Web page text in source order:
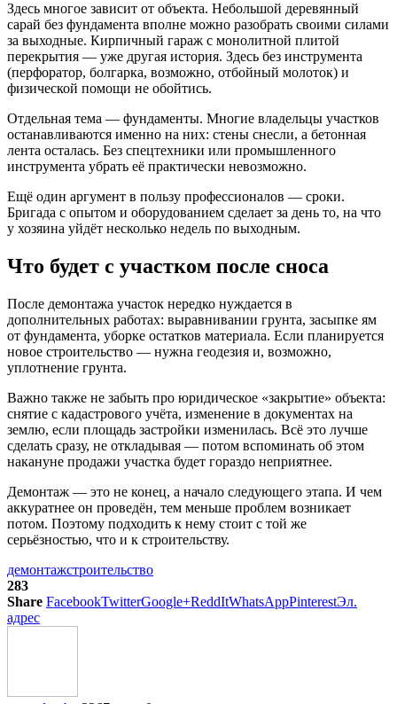
Здесь многое зависит от объекта. Небольшой деревянный
сарай без фундамента вполне можно разобрать своими силами
за выходные. Кирпичный гараж с монолитной плитой
перекрытия — уже другая история. Здесь без инструмента
(перфоратор, болгарка, возможно, отбойный молоток) и
физической помощи не обойтись.
Отдельная тема — фундаменты. Многие владельцы участков
останавливаются именно на них: стены снесли, а бетонная
лента осталась. Без спецтехники или промышленного
инструмента убрать её практически невозможно.
Ещё один аргумент в пользу профессионалов — сроки.
Бригада с опытом и оборудованием сделает за день то, на что
у хозяина уйдёт несколько недель по выходным.
Что будет с участком после сноса
После демонтажа участок нередко нуждается в
дополнительных работах: выравнивании грунта, засыпке ям
от фундамента, уборке остатков материала. Если планируется
новое строительство — нужна геодезия и, возможно,
уплотнение грунта.
Важно также не забыть про юридическое «закрытие» объекта:
снятие с кадастрового учёта, изменение в документах на
землю, если площадь застройки изменилась. Всё это лучше
сделать сразу, не откладывая — потом вспоминать об этом
накануне продажи участка будет гораздо неприятнее.
Демонтаж — это не конец, а начало следующего этапа. И чем
аккуратнее он проведён, тем меньше проблем возникает
потом. Поэтому подходить к нему стоит с той же
серьёзностью, что и к строительству.
демонтажстроительство
283
Share FacebookTwitterGoogle+ReddItWhatsAppPinterestЭл.
адрес